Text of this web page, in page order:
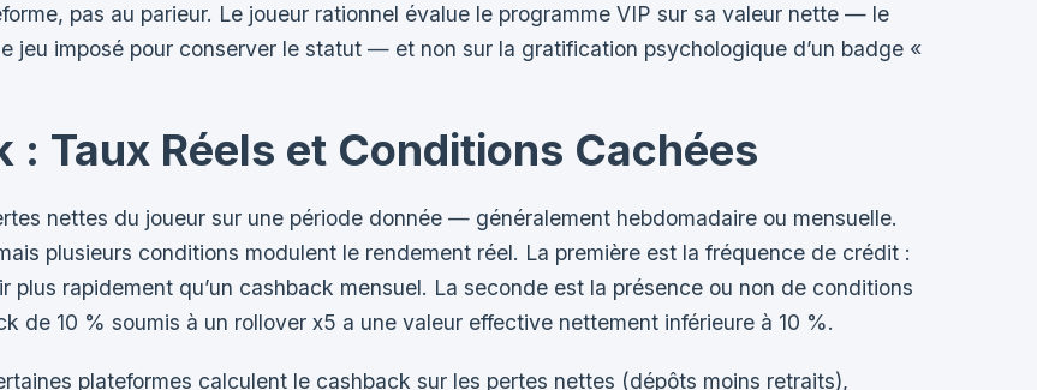
pas au parieur. Le joueur rationnel évalue le programme VIP sur sa valeur nette — le
jeu imposé pour conserver le statut — et non sur la gratification psychologique d’un badge «
: Taux Réels et Conditions Cachées
nettes du joueur sur une période donnée — généralement hebdomadaire ou mensuelle.
plusieurs conditions modulent le rendement réel. La première est la fréquence de crédit :
rapidement qu’un cashback mensuel. La seconde est la présence ou non de conditions
de 10 % soumis à un rollover x5 a une valeur effective nettement inférieure à 10 %.
plateformes calculent le cashback sur les pertes nettes (dépôts moins retraits),